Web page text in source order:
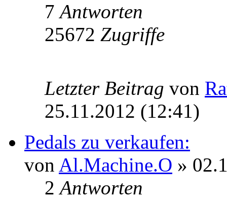
7Antworten
25672 Zugriffe
Letzter Beitrag von
25.11.2012 (12:41)
Pedals zu verkaufen:
von Al.Machine.O »
2Antworten